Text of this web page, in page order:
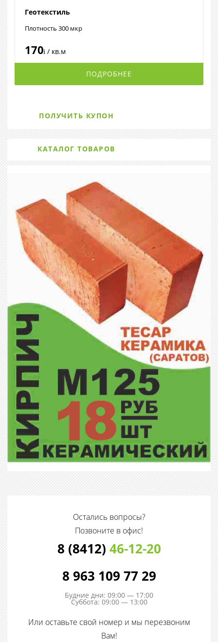
Геотекстиль
Плотность 300 мкр
170i / кв.м
ПОДРОБНЕЕ
ПОЛУЧИТЬ КУПОН
КАТАЛОГ ТОВАРОВ
Остались вопросы?
Позвоните в офис!
8 (8412) 46-12-20
8 963 109 77 29
Будние дни: 09:00 — 17:00
Суббота: 09:00 — 13:00
Или оставьте свой номер и мы перезвоним
Вам!